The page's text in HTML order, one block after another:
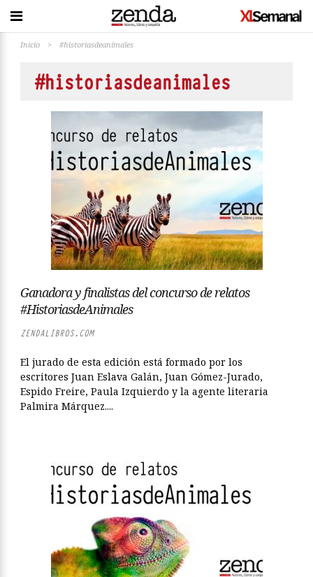
Inicio > #historiasdeanimales
#historiasdeanimales
Ganadora y finalistas del concurso de relatos
#HistoriasdeAnimales
ZENDALIBROS.COM
El jurado de esta edición está formado por los
escritores Juan Eslava Galán, Juan Gómez-Jurado,
Espido Freire, Paula Izquierdo y la agente literaria
Palmira Márquez....